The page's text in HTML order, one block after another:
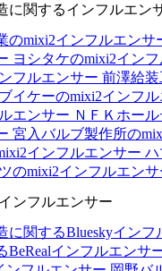
に関するインフルエン
のmixi2インフルエンサ
ヨシタケのmixi2イン
フルエンサー 前澤給
イケーのmixi2インフ
エンサー ＮＦＫホー
宮入バルブ製作所の
インフルエンサー ハ
のmixi2インフルエンサ
ンフルエンサー
に関するBlueskyインフ
BeRealインフルエンサ